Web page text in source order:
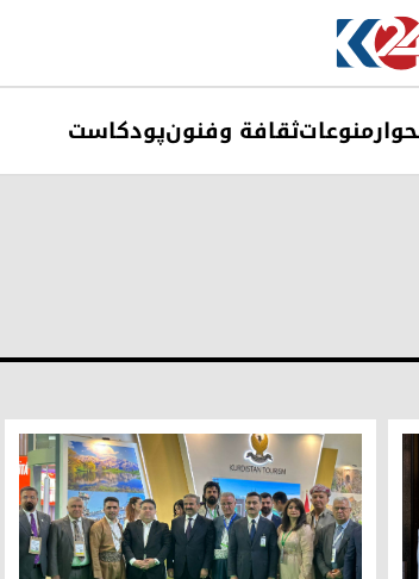
منوعاتثقافة وفنونپودکاست